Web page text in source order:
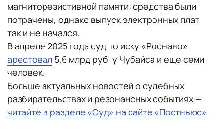
магниторезистивной памяти: средства были
потрачены, однако выпуск электронных плат
так и не начался.
В апреле 2025 года суд по иску «Роснано»
арестовал 5,6 млрд руб. у Чубайса и еще семи
человек.
Больше актуальных новостей о судебных
разбирательствах и резонансных событиях —
читайте в разделе «Суд» на сайте «Постньюс»